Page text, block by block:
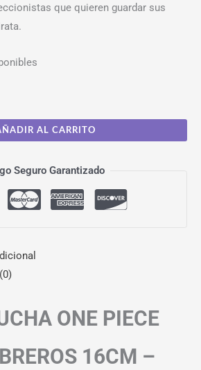
que quieren guardar sus
AL CARRITO
Seguro Garantizado
ONE PIECE
16CM –